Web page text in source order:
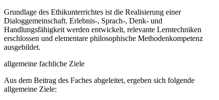
Grundlage des Ethikunterrichtes ist die Realisierung einer
Dialoggemeinschaft. Erlebnis-, Sprach-, Denk- und
Handlungsfähigkeit werden entwickelt, relevante Lerntechniken
erschlossen und elementare philosophische Methodenkompetenz
ausgebildet.
allgemeine fachliche Ziele
Aus dem Beitrag des Faches abgeleitet, ergeben sich folgende
allgemeine Ziele: